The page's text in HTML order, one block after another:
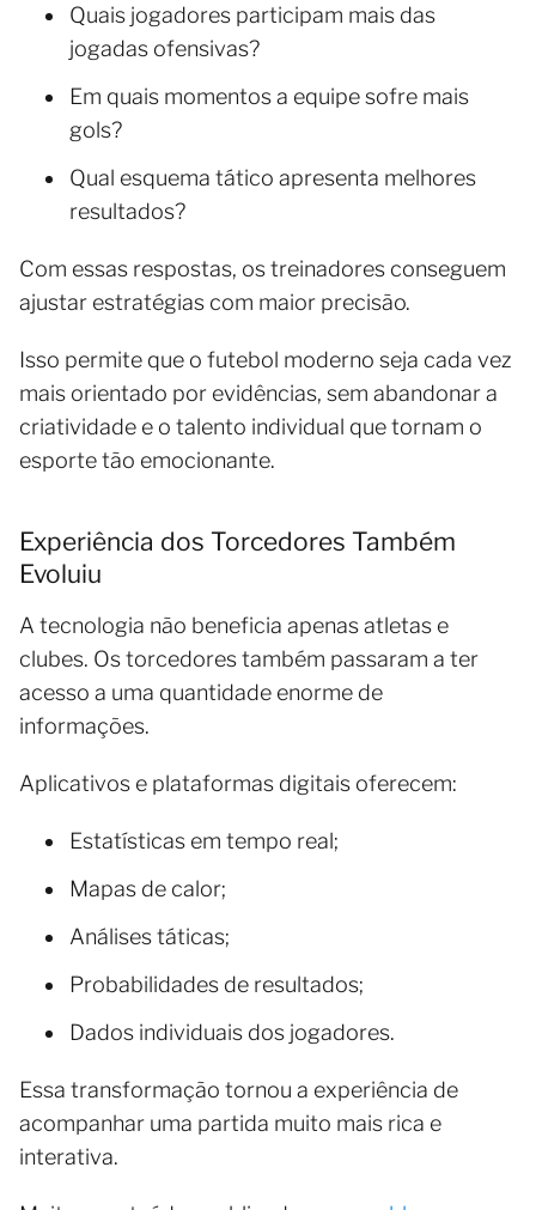
Quais jogadores participam mais das
jogadas ofensivas?
Em quais momentos a equipe sofre mais
gols?
Qual esquema tático apresenta melhores
resultados?
Com essas respostas, os treinadores conseguem
ajustar estratégias com maior precisão.
Isso permite que o futebol moderno seja cada vez
mais orientado por evidências, sem abandonar a
criatividade e o talento individual que tornam o
esporte tão emocionante.
Experiência dos Torcedores Também
Evoluiu
A tecnologia não beneficia apenas atletas e
clubes. Os torcedores também passaram a ter
acesso a uma quantidade enorme de
informações.
Aplicativos e plataformas digitais oferecem:
Estatísticas em tempo real;
Mapas de calor;
Análises táticas;
Probabilidades de resultados;
Dados individuais dos jogadores.
Essa transformação tornou a experiência de
acompanhar uma partida muito mais rica e
interativa.